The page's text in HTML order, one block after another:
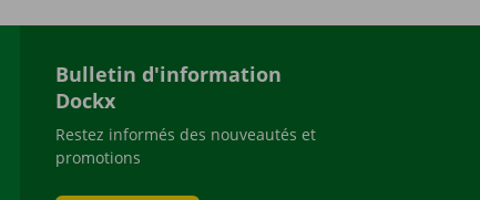
Bulletin d'information
Dockx
Restez informés des nouveautés et
promotions